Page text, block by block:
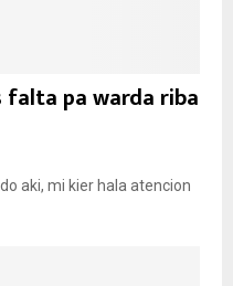
falta pa warda riba
aki, mi kier hala atencion